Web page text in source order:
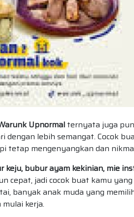
Upnormalternyata juga
lebih semangat. Cocok
tetap mengenyangkan dan
keju, bubur ayam kekinian, mie
cepat, jadi cocok buat kamu yang
banyak anak muda yang
kerja.